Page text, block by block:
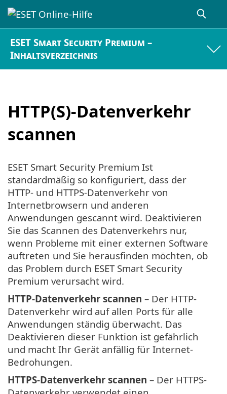
ESET Smart Security Premium –
Inhaltsverzeichnis
HTTP(S)-Datenverkehr
scannen
ESET Smart Security Premium Ist
standardmäßig so konfiguriert, dass der
HTTP- und HTTPS-Datenverkehr von
Internetbrowsern und anderen
Anwendungen gescannt wird. Deaktivieren
Sie das Scannen des Datenverkehrs nur,
wenn Probleme mit einer externen Software
auftreten und Sie herausfinden möchten, ob
das Problem durch ESET Smart Security
Premium verursacht wird.
HTTP-Datenverkehr scannen – Der HTTP-
Datenverkehr wird auf allen Ports für alle
Anwendungen ständig überwacht. Das
Deaktivieren dieser Funktion ist gefährlich
und macht Ihr Gerät anfällig für Internet-
Bedrohungen.
HTTPS-Datenverkehr scannen – Der HTTPS-